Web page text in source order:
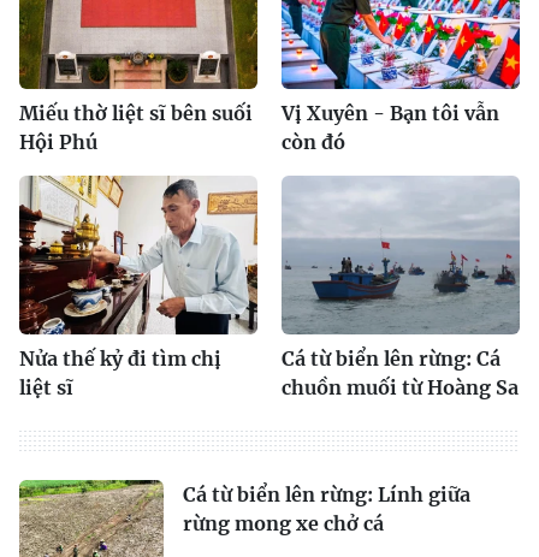
Miếu thờ liệt sĩ bên suối
Hội Phú
Vị Xuyên - Bạn tôi vẫn
còn đó
Nửa thế kỷ đi tìm chị
liệt sĩ
Cá từ biển lên rừng: Cá
chuồn muối từ Hoàng Sa
Cá từ biển lên rừng: Lính giữa
rừng mong xe chở cá